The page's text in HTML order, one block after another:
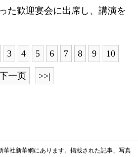
た歓迎宴会に出席し、講演を
3 4 5 6 7 8 9 10
一页 >>|
華社新華網にあります。掲載された記事、写真